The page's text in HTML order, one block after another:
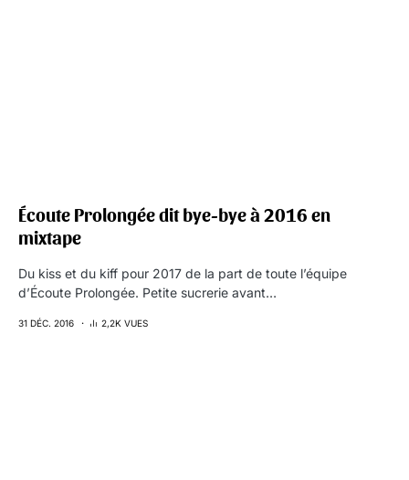
Écoute Prolongée dit bye-bye à 2016 en
mixtape
Du kiss et du kiff pour 2017 de la part de toute l’équipe
d’Écoute Prolongée. Petite sucrerie avant…
31 DÉC. 2016 2,2K VUES